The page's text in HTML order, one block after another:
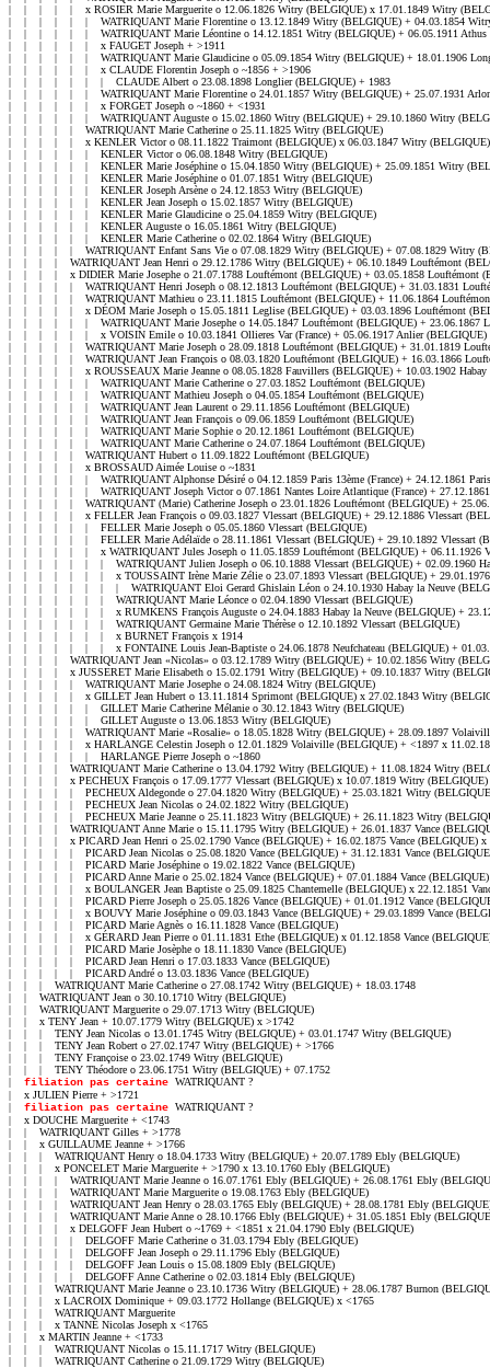
filiation pas certaine WATRIQUANT ?
|    x JULIEN Pierre + >1721
| filiation pas certaine WATRIQUANT ?
|    x DOUCHE Marguerite + <1743
|    |    WATRIQUANT Gilles + >1778
|    |    x GUILLAUME Jeanne + >1766
|    |    |    WATRIQUANT Henry o 18.04.1733 Witry (BELGIQUE) + 20.07.1789 Ebly (BELGIQUE)
|    |    |    x PONCELET Marie Marguerite + >1790 x 13.10.1760 Ebly (BELGIQUE)
|    |    |    |    WATRIQUANT Marie Jeanne o 16.07.1761 Ebly (BELGIQUE) + 26.08.1761 Ebly
|    |    |    |    WATRIQUANT Marie Marguerite o 19.08.1763 Ebly (BELGIQUE)
|    |    |    |    WATRIQUANT Jean Henry o 28.03.1765 Ebly (BELGIQUE) + 28.08.1781 Ebly
|    |    |    |    WATRIQUANT Marie Anne o 28.10.1766 Ebly (BELGIQUE) + 31.05.1851 Ebly
|    |    |    |    x DELGOFF Jean Hubert o ~1769 + <1851 x 21.04.1790 Ebly (BELGIQUE)
|    |    |    |    |    DELGOFF Marie Catherine o 31.03.1794 Ebly (BELGIQUE)
|    |    |    |    |    DELGOFF Jean Joseph o 29.11.1796 Ebly (BELGIQUE)
|    |    |    |    |    DELGOFF Jean Louis o 15.08.1809 Ebly (BELGIQUE)
|    |    |    |    |    DELGOFF Anne Catherine o 02.03.1814 Ebly (BELGIQUE)
|    |    |    WATRIQUANT Marie Jeanne o 23.10.1736 Witry (BELGIQUE) + 28.06.1787 Burnon
|    |    |    x LACROIX Dominique + 09.03.1772 Hollange (BELGIQUE) x <1765
|    |    |    WATRIQUANT Marguerite
|    |    |    x TANNÉ Nicolas Joseph x <1765
|    |    x MARTIN Jeanne + <1733
|    |    |    WATRIQUANT Nicolas o 15.11.1717 Witry (BELGIQUE)
|    |    |    WATRIQUANT Catherine o 21.09.1729 Witry (BELGIQUE)